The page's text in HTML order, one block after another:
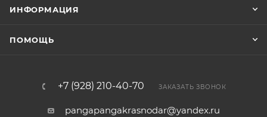
ИНФОРМАЦИЯ
ПОМОЩЬ
+7 (928) 210-40-70 ЗАКАЗАТЬ ЗВОНОК
pangapangakrasnodar@yandex.ru